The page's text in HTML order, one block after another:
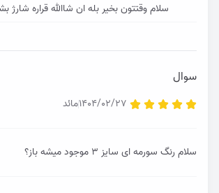
سلام وقتتون بخیر بله ان شاالله قراره شارژ
سوال
1404/02/27مائد
سلام رنگ سورمه ای سایز ۳ موجود میشه باز؟